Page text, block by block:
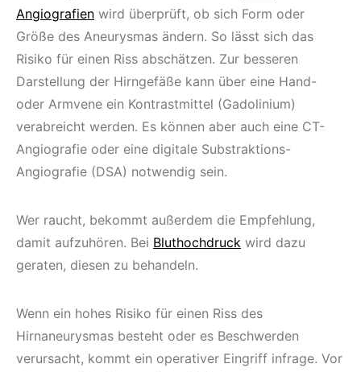
Angiografien wird überprüft, ob sich Form oder
Größe des Aneurysmas ändern. So lässt sich das
Risiko für einen Riss abschätzen. Zur besseren
Darstellung der Hirngefäße kann über eine Hand-
oder Armvene ein Kontrastmittel (Gadolinium)
verabreicht werden. Es können aber auch eine CT-
Angiografie oder eine digitale Substraktions-
Angiografie (DSA) notwendig sein.
Wer raucht, bekommt außerdem die Empfehlung,
damit aufzuhören. Bei Bluthochdruck wird dazu
geraten, diesen zu behandeln.
Wenn ein hohes Risiko für einen Riss des
Hirnaneurysmas besteht oder es Beschwerden
verursacht, kommt ein operativer Eingriff infrage. Vor